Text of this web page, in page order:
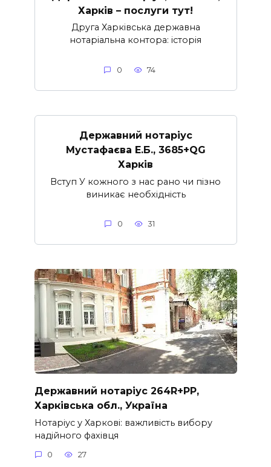
Харків – послуги тут!
Друга Харківська державна
нотаріальна контора: історія
0 74
Державний нотаріус
Мустафаєва Е.Б., 3685+QG
Харків
Вступ У кожного з нас рано чи пізно
виникає необхідність
0 31
Державний нотаріус 264R+PP,
Харківська обл., Україна
Нотаріус у Харкові: важливість вибору
надійного фахівця
0 27